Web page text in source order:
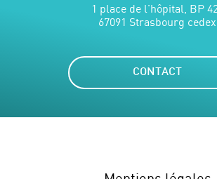
1 place de l'hôpital, BP
67091 Strasbourg cedex
CONTACT